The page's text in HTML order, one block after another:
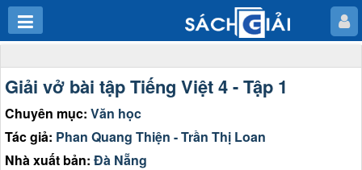
Giải vở bài tập Tiếng Việt 4 - Tập 1
Chuyên mục: Văn học
Tác giả: Phan Quang Thiện - Trần Thị Loan
Nhà xuất bản: Đà Nẵng